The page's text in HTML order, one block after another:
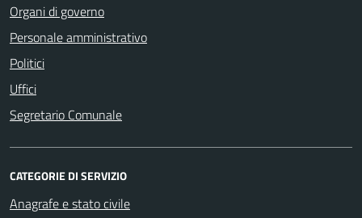
Organi di governo
Personale amministrativo
Politici
Uffici
Segretario Comunale
CATEGORIE DI SERVIZIO
Anagrafe e stato civile